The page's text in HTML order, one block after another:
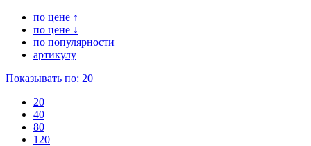
по цене ↑
по цене ↓
по популярности
артикулу
Показывать по: 20
20
40
80
120